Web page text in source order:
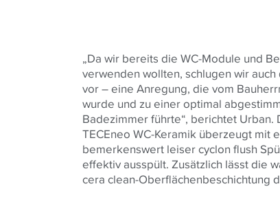
„Da wir bereits die WC-Module und
verwenden wollten, schlugen wir
vor – eine Anregung, die vom
wurde und zu einer optimal
Badezimmer führte“, berichtet Urban.
TECEneo WC-Keramik überzeugt mit
bemerkenswert leiser cyclon flush
effektiv ausspült. Zusätzlich lässt die
cera clean-Oberflächenbeschichtung